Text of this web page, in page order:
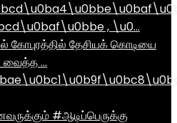
, \u0…
தேசியக் கொடியை
வைத்த …
#ஆடிப்பெருக்கு